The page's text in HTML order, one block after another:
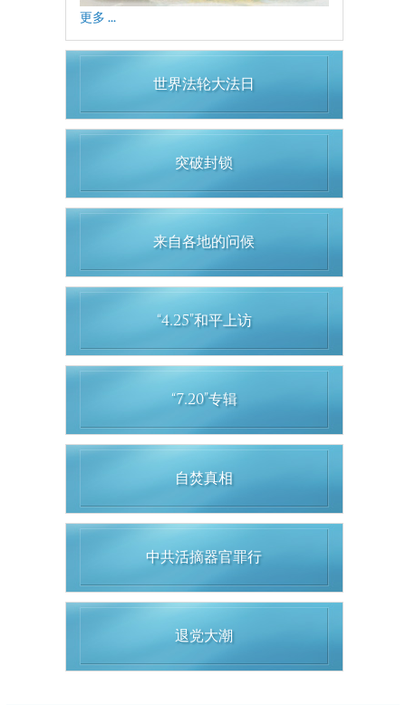
更多 ...
世界法轮大法日
突破封锁
来自各地的问候
“4.25”和平上访
“7.20”专辑
自焚真相
中共活摘器官罪行
退党大潮